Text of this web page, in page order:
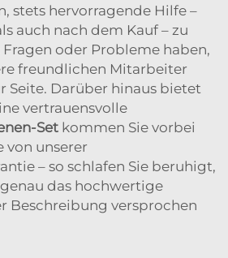
stets hervorragende Hilfe –
auch nach dem Kauf – zu
Fragen oder Probleme haben,
freundlichen Mitarbeiter
Seite. Darüber hinaus bietet
vertrauensvolle
Set kommen Sie vorbei
von unserer
– so schlafen Sie beruhigt,
das hochwertige
Beschreibung versprochen